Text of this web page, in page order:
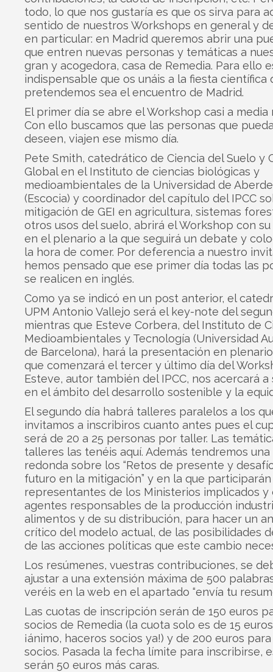
todo, lo que nos gustaría es que os sirva para
sentido de nuestros Workshops en general y
en particular: en Madrid queremos abrir una
que entren nuevas personas y temáticas a
gran y acogedora, casa de Remedia. Para ello
indispensable que os unáis a la fiesta científica
pretendemos sea el encuentro de Madrid.
El primer día se abre el Workshop casi a media
Con ello buscamos que las personas que
deseen, viajen ese mismo día.
Pete Smith, catedrático de Ciencia del Suelo y
Global en el Instituto de ciencias biológicas y
medioambientales de la Universidad de
(Escocia) y coordinador del capítulo del IPCC
mitigación de GEI en agricultura, sistemas
otros usos del suelo, abrirá el Workshop con
en el plenario a la que seguirá un debate y
la hora de comer. Por deferencia a nuestro
hemos pensado que ese primer día todas las
se realicen en inglés.
Como ya se indicó en un post anterior, el
UPM Antonio Vallejo será el key-note del
mientras que Esteve Corbera, del Instituto de
Medioambientales y Tecnología (Universidad
de Barcelona), hará la presentación en
que comenzará el tercer y último día del
Esteve, autor también del IPCC, nos acercará a
en el ámbito del desarrollo sostenible y la
El segundo día habrá talleres paralelos a los
invitamos a inscribiros cuanto antes pues el
será de 20 a 25 personas por taller. Las
talleres las tenéis aquí. Además tendremos una
redonda sobre los “Retos de presente y
futuro en la mitigación” y en la que participarán
representantes de los Ministerios implicados y
agentes responsables de la producción
alimentos y de su distribución, para hacer un
crítico del modelo actual, de las posibilidades
de las acciones políticas que este cambio
Los resúmenes, vuestras contribuciones, se
ajustar a una extensión máxima de 500
veréis en la web en el apartado “envía tu
Las cuotas de inscripción serán de 150 euros
socios de Remedia (la cuota solo es de 15
¡ánimo, haceros socios ya!) y de 200 euros
socios. Pasada la fecha límite para inscribirse,
serán 50 euros más caras.